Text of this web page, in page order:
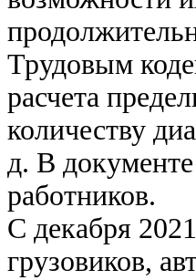
Трудовым
расчета
количеству
д. В документе
работников.
С декабря
грузовиков,